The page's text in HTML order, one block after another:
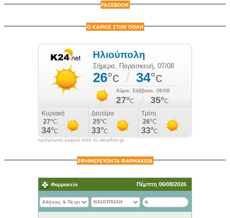
FACEBOOK
Ο ΚΑΙΡΟΣ ΣΤΗΝ ΠΟΛΗ
πρόγνωση καιρού από το weather.gr
ΕΦΗΜΕΡΕΥΟΝΤΑ ΦΑΡΜΑΚΕΙΑ